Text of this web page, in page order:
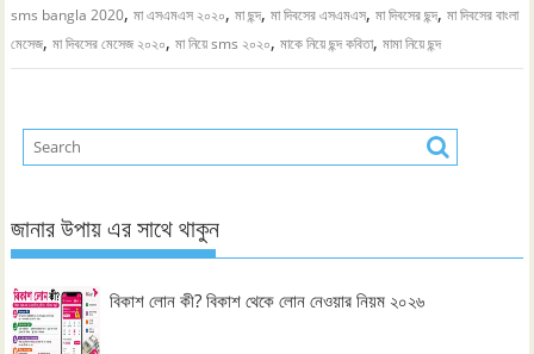
sms bangla 2020,মা এসএমএস ২০২০,মা ছন্দ,মা দিবসের এসএমএস,মা দিবসের ছন্দ,মা দিবসের বাংলা
মেসেজ,মা দিবসের মেসেজ ২০২০,মা নিয়ে sms ২০২০,মাকে নিয়ে ছন্দ কবিতা,মামা নিয়ে ছন্দ
জানার উপায় এর সাথে থাকুন
বিকাশ লোন কী? বিকাশ থেকে লোন নেওয়ার নিয়ম ২০২৬